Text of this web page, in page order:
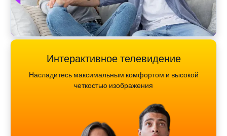
Интерактивное телевидение
Насладитесь максимальным комфортом и высокой
четкостью изображения